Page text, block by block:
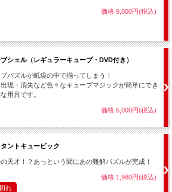
価格:9,800円(税込)
シェル（レギュラーキューブ・DVD付き）
パズルが紙袋の中で揃ってしまう！
現・消失など色々なキューブマジックが簡単にでき
用具です。
価格:5,000円(税込)
ントキュービック
天才！？あっという間にあの難解パズルが完成！
価格:1,980円(税込)
れ